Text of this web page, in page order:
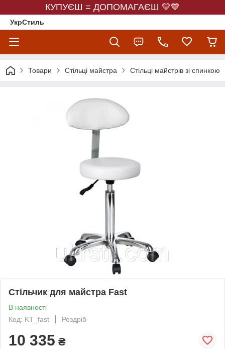
КУПУЄШ = ДОПОМАГАЄШ 💛💙
УкрСтиль
Товари Стільці майстра Стільці майстрів зі спинкою
Стільчик для майстра Fast
В наявності
Код: KT_fast
Роздріб
10 335 ₴